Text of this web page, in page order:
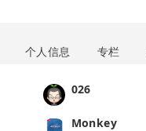
个人信息 专栏
026
Monkey